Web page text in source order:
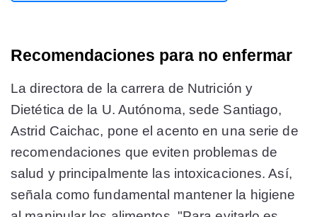
Recomendaciones para no enfermar
La directora de la carrera de Nutrición y
Dietética de la U. Autónoma, sede Santiago,
Astrid Caichac, pone el acento en una serie de
recomendaciones que eviten problemas de
salud y principalmente las intoxicaciones. Así,
señala como fundamental mantener la higiene